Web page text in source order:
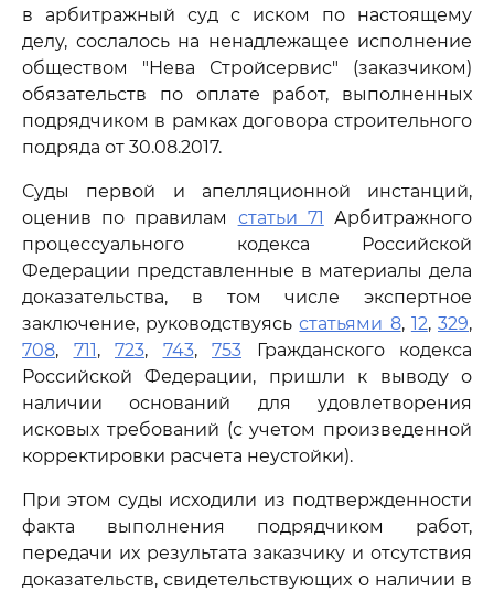
в арбитражный суд с иском по настоящему
делу, сослалось на ненадлежащее исполнение
обществом "Нева Стройсервис" (заказчиком)
обязательств по оплате работ, выполненных
подрядчиком в рамках договора строительного
подряда от 30.08.2017.
Суды первой и апелляционной инстанций,
оценив по правилам статьи 71 Арбитражного
процессуального кодекса Российской
Федерации представленные в материалы дела
доказательства, в том числе экспертное
заключение, руководствуясьстатьями 8, 12,329,
708, 711, 723, 743, 753 Гражданского кодекса
Российской Федерации, пришли к выводу о
наличии оснований для удовлетворения
исковых требований (с учетом произведенной
корректировки расчета неустойки).
При этом суды исходили из подтвержденности
факта выполнения подрядчиком работ,
передачи их результата заказчику и отсутствия
доказательств, свидетельствующих о наличии в